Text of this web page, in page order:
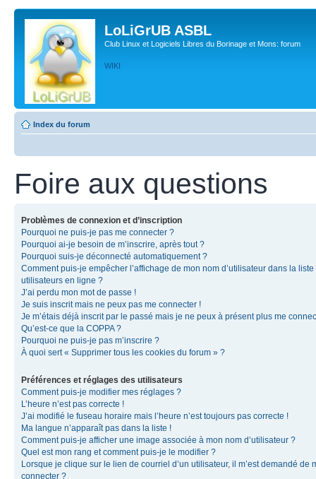
LoLiGrUB ASBL
Club Linux et Logiciels Libres du Borinage et Mons: forum
WIKI
Index du forum
Foire aux questions
Problèmes de connexion et d’inscription
Pourquoi ne puis-je pas me connecter ?
Pourquoi ai-je besoin de m’inscrire, après tout ?
Pourquoi suis-je déconnecté automatiquement ?
Comment puis-je empêcher l’affichage de mon nom d’utilisateur dans la liste
utilisateurs en ligne ?
J’ai perdu mon mot de passe !
Je suis inscrit mais ne peux pas me connecter !
Je m’étais déjà inscrit par le passé mais je ne peux à présent plus me
Qu’est-ce que la COPPA ?
Pourquoi ne puis-je pas m’inscrire ?
À quoi sert « Supprimer tous les cookies du forum » ?
Préférences et réglages des utilisateurs
Comment puis-je modifier mes réglages ?
L’heure n’est pas correcte !
J’ai modifié le fuseau horaire mais l’heure n’est toujours pas correcte !
Ma langue n’apparaît pas dans la liste !
Comment puis-je afficher une image associée à mon nom d’utilisateur ?
Quel est mon rang et comment puis-je le modifier ?
Lorsque je clique sur le lien de courriel d’un utilisateur, il m’est demandé de
connecter ?